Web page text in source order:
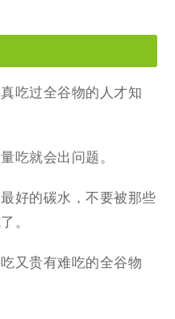
吃过全谷物的人才知
吃就会出问题。
好的碳水，不要被那些
。
又贵有难吃的全谷物